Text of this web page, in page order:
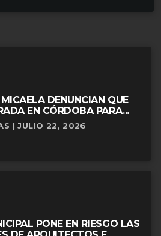
DENUNCIAN QUE
EN CÓRDOBA PARA...
| JULIO 22, 2026
PONE EN RIESGO LAS